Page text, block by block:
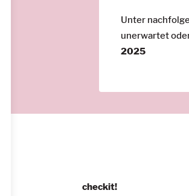
Unter
unerwartet
2025
checkit!